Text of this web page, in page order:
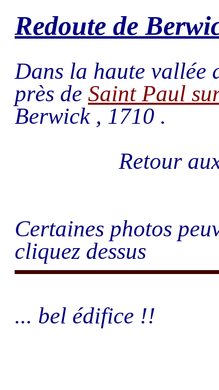
Redoute de
Dans la haute vallée
près de Saint Paul
Berwick , 1710 .
Retour
Certaines photos
cliquez dessus
... bel édifice !!